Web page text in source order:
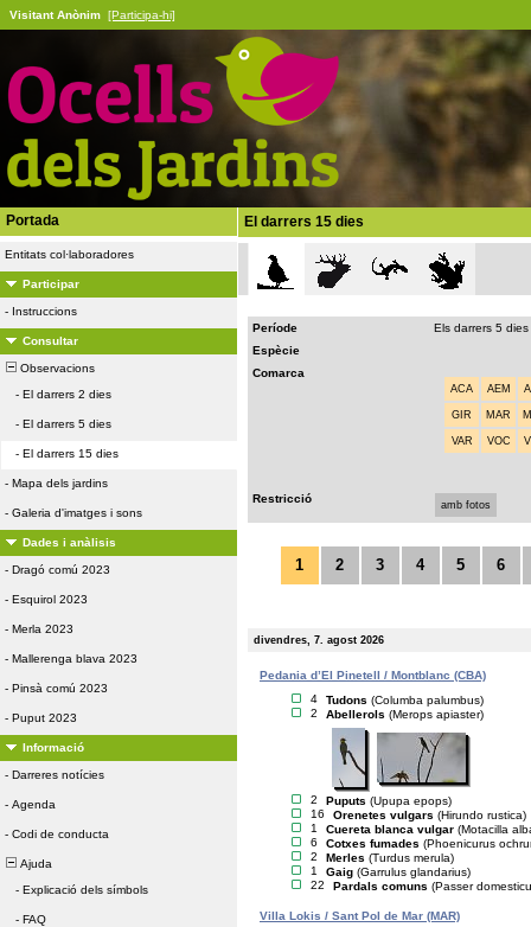
Visitant Anònim [Participa-hi]
Portada
Entitats col·laboradores
Participar
- Instruccions
Consultar
Observacions
- El darrers 2 dies
- El darrers 5 dies
- El darrers 15 dies
- Mapa dels jardins
- Galeria d'imatges i sons
Dades i anàlisis
- Dragó comú 2023
- Esquirol 2023
- Merla 2023
- Mallerenga blava 2023
- Pinsà comú 2023
- Puput 2023
Informació
- Darreres notícies
- Agenda
- Codi de conducta
Ajuda
- Explicació dels símbols
- FAQ
El darrers 15 dies
Període
Els darrers 5 dies
Espècie
Comarca
ACA AEM
GIR MAR
VAR VOC
Restricció amb fotos
1 2 3 4 5 6
divendres, 7. agost 2026
Pedania d’El Pinetell / Montblanc (CBA)
4
Tudons (Columba palumbus)
2
Abellerols (Merops apiaster)
2 Puputs (Upupa epops)
16
Orenetes vulgars (Hirundo rustica)
1
Cuereta blanca vulgar (Motacilla
6
Cotxes fumades (Phoenicurus
2
Merles (Turdus merula)
1
Gaig (Garrulus glandarius)
22
Pardals comuns (Passer
Villa Lokis / Sant Pol de Mar (MAR)